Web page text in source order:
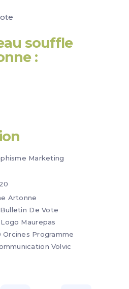
souffle
:
Marketing
Artonne
Bulletin De Vote
Logo Maurepas
Orcines Programme
Volvic